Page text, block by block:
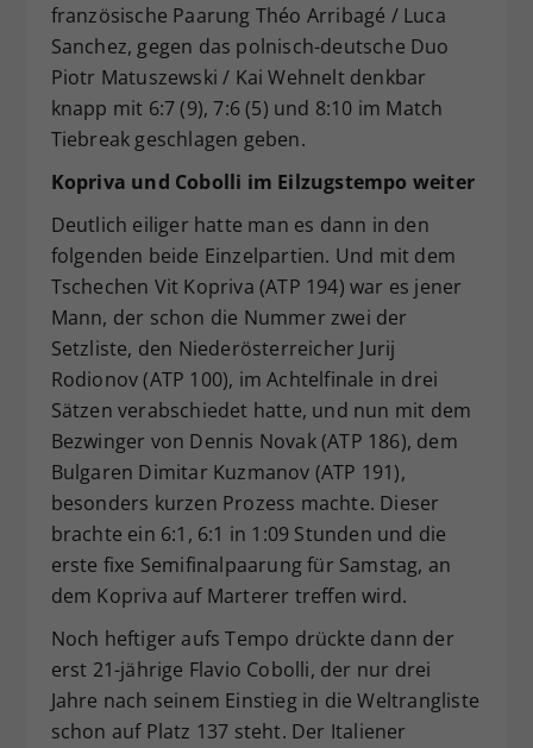
französische Paarung Théo Arribagé / Luca
Sanchez, gegen das polnisch-deutsche Duo
Piotr Matuszewski / Kai Wehnelt denkbar
knapp mit 6:7 (9), 7:6 (5) und 8:10 im Match
Tiebreak geschlagen geben.
Kopriva und Cobolli im Eilzugstempo weiter
Deutlich eiliger hatte man es dann in den
folgenden beide Einzelpartien. Und mit dem
Tschechen Vit Kopriva (ATP 194) war es jener
Mann, der schon die Nummer zwei der
Setzliste, den Niederösterreicher Jurij
Rodionov (ATP 100), im Achtelfinale in drei
Sätzen verabschiedet hatte, und nun mit dem
Bezwinger von Dennis Novak (ATP 186), dem
Bulgaren Dimitar Kuzmanov (ATP 191),
besonders kurzen Prozess machte. Dieser
brachte ein 6:1, 6:1 in 1:09 Stunden und die
erste fixe Semifinalpaarung für Samstag, an
dem Kopriva auf Marterer treffen wird.
Noch heftiger aufs Tempo drückte dann der
erst 21-jährige Flavio Cobolli, der nur drei
Jahre nach seinem Einstieg in die Weltrangliste
schon auf Platz 137 steht. Der Italiener